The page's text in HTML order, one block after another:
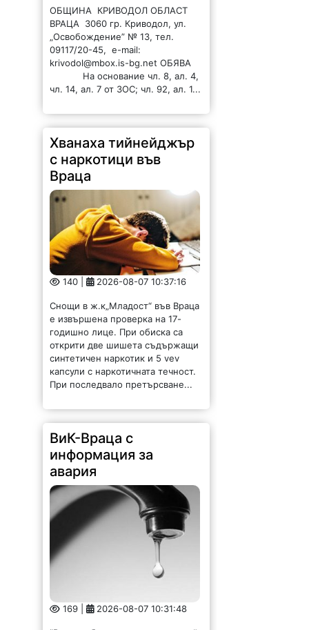
ОБЩИНА КРИВОДОЛ ОБЛАСТ
ВРАЦА 3060 гр. Криводол, ул.
„Освобождение” № 13, тел.
09117/20-45, e-mail:
krivodol@mbox.is-bg.net ОБЯВА
На основание чл. 8, ал. 4,
чл. 14, ал. 7 от ЗОС; чл. 92, ал. 1...
Хванаха тийнейджър
с наркотици във
Враца
140 | 2026-08-07 10:37:16
Снощи в ж.к„Младост“ във Враца
е извършена проверка на 17-
годишно лице. При обиска са
открити две шишета съдържащи
синтетичен наркотик и 5 vev
капсули с наркотичната течност.
При последвало претърсване...
ВиК-Враца с
информация за
авария
169 | 2026-08-07 10:31:48